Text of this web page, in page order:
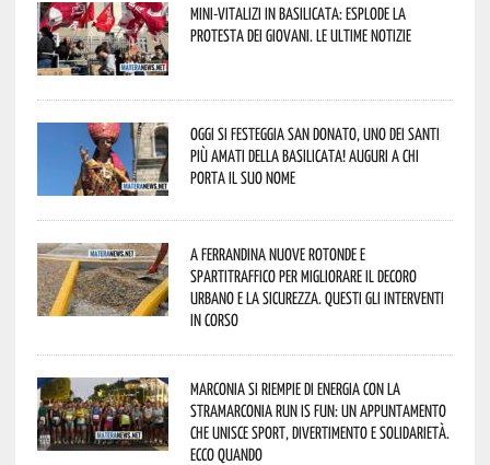
Mini-vitalizi in Basilicata: esplode la
protesta dei giovani. Le ultime notizie
Oggi si festeggia San Donato, uno dei Santi
più amati della Basilicata! Auguri a chi
porta il suo nome
A Ferrandina nuove rotonde e
spartitraffico per migliorare il decoro
urbano e la sicurezza. Questi gli interventi
in corso
Marconia si riempie di energia con la
StraMarconia Run is Fun: un appuntamento
che unisce sport, divertimento e solidarietà.
Ecco quando